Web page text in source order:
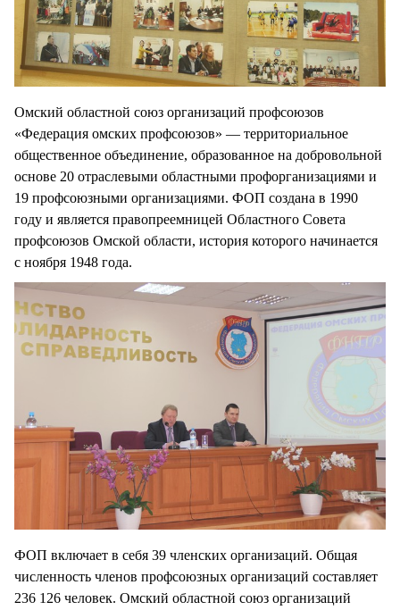
Омский областной союз организаций профсоюзов
«Федерация омских профсоюзов» — территориальное
общественное объединение, образованное на добровольной
основе 20 отраслевыми областными профорганизациями и
19 профсоюзными организациями. ФОП создана в 1990
году и является правопреемницей Областного Совета
профсоюзов Омской области, история которого начинается
с ноября 1948 года.
ФОП включает в себя 39 членских организаций. Общая
численность членов профсоюзных организаций составляет
236 126 человек. Омский областной союз организаций